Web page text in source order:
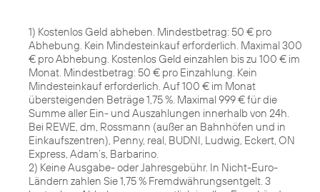
1) Kostenlos Geld abheben. Mindestbetrag: 50 € pro
Abhebung. Kein Mindesteinkauf erforderlich. Maximal 300
€ pro Abhebung. Kostenlos Geld einzahlen bis zu 100 € im
Monat. Mindestbetrag: 50 € pro Einzahlung. Kein
Mindesteinkauf erforderlich. Auf 100 € im Monat
übersteigenden Beträge 1,75 %. Maximal 999 € für die
Summe aller Ein- und Auszahlungen innerhalb von 24h.
Bei REWE, dm, Rossmann (außer an Bahnhöfen und in
Einkaufszentren), Penny, real, BUDNI, Ludwig, Eckert, ON
Express, Adam’s, Barbarino.
2) Keine Ausgabe- oder Jahresgebühr. In Nicht-Euro-
Ländern zahlen Sie 1,75 % Fremdwährungsentgelt. 3